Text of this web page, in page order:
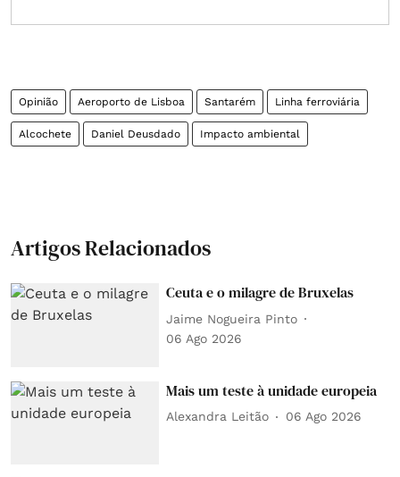
Opinião Aeroporto de Lisboa Santarém Linha ferroviária
Alcochete Daniel Deusdado Impacto ambiental
Artigos Relacionados
Ceuta e o milagre de Bruxelas
Jaime Nogueira Pinto
06 Ago 2026
Mais um teste à unidade europeia
Alexandra Leitão 06 Ago 2026